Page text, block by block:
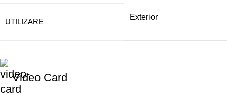
UTILIZARE
Exterior
Video Card